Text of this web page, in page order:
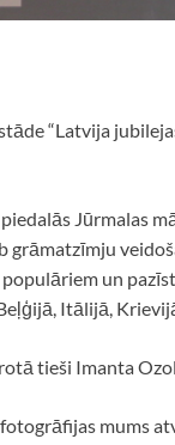
“Latvija
Jūrmalas
grāmatzīmju
un
Itālijā,
tieši Imanta
mums